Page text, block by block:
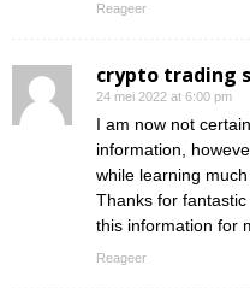
Reageer
crypto trading
24 mei 2022 at 6:00 pm
I am now not
information,
while learning
Thanks for
this information for
Reageer